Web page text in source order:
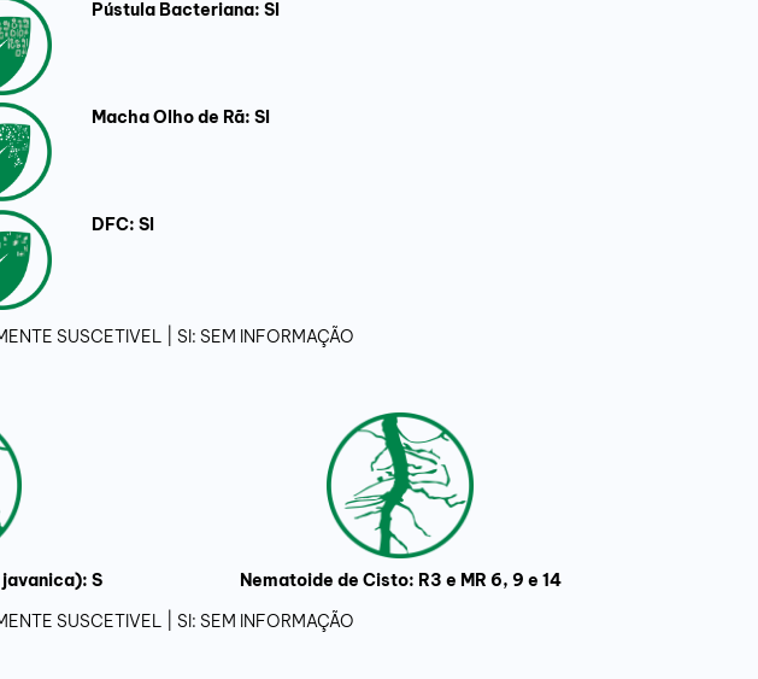
Pústula Bacteriana: SI
Macha Olho de Rã: SI
DFC: SI
SUSCETIVEL | SI: SEM INFORMAÇÃO
S
Nematoide de Cisto: R3 e MR 6, 9 e 14
SUSCETIVEL | SI: SEM INFORMAÇÃO